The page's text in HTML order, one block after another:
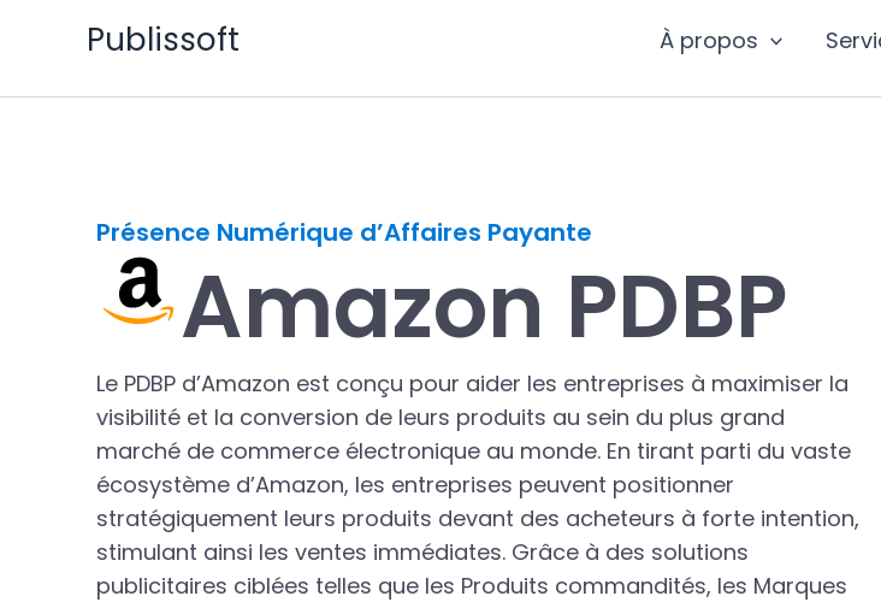
Publissoft À propos
Présence Numérique d’Affaires Payante
Amazon PDBP
Le PDBP d’Amazon est conçu pour aider les entreprises à maximiser la
visibilité et la conversion de leurs produits au sein du plus grand
marché de commerce électronique au monde. En tirant parti du vaste
écosystème d’Amazon, les entreprises peuvent positionner
stratégiquement leurs produits devant des acheteurs à forte intention,
stimulant ainsi les ventes immédiates. Grâce à des solutions
publicitaires ciblées telles que les Produits commandités, les Marques